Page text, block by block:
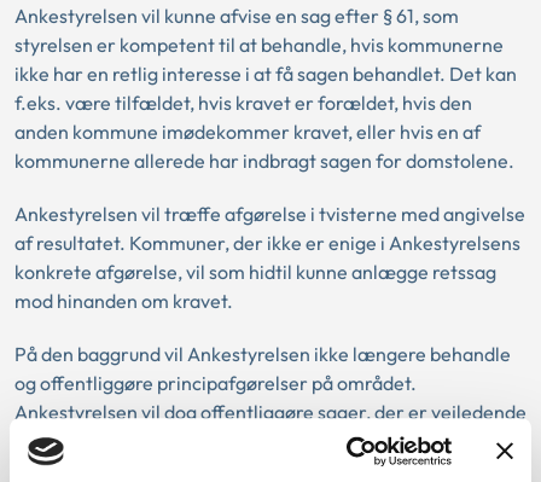
Ankestyrelsen vil kunne afvise en sag efter § 61, som
styrelsen er kompetent til at behandle, hvis kommunerne
ikke har en retlig interesse i at få sagen behandlet. Det kan
f.eks. være tilfældet, hvis kravet er forældet, hvis den
anden kommune imødekommer kravet, eller hvis en af
kommunerne allerede har indbragt sagen for domstolene.
Ankestyrelsen vil træffe afgørelse i tvisterne med angivelse
af resultatet. Kommuner, der ikke er enige i Ankestyrelsens
konkrete afgørelse, vil som hidtil kunne anlægge retssag
mod hinanden om kravet.
På den baggrund vil Ankestyrelsen ikke længere behandle
og offentliggøre principafgørelser på området.
Ankestyrelsen vil dog offentliggøre sager, der er vejledende
om praksis for løsning af uenigheder mellem kommunerne.